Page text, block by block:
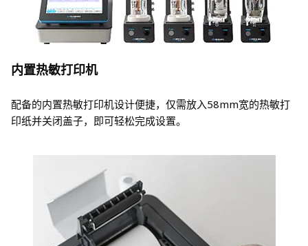
内置热敏打印机
配备的内置热敏打印机设计便捷，仅需放入58mm宽的热敏打
印纸并关闭盖子，即可轻松完成设置。